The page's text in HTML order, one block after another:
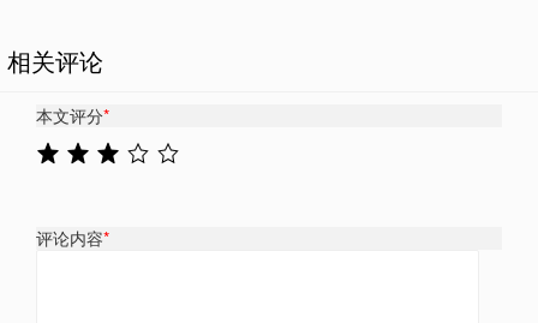
相关评论
本文评分*
评论内容*